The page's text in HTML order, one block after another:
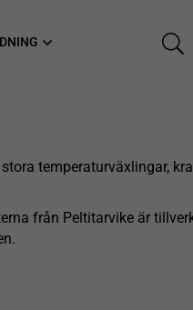
temperaturväxlingar,
från Peltitarvike är